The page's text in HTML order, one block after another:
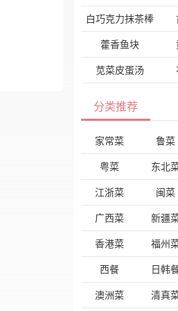
白巧克力抹茶棒
藿香鱼块
苋菜皮蛋汤
分类推荐
家常菜 鲁菜
粤菜 东北
江浙菜 闽菜
广西菜 新疆
香港菜 福州
西餐 日韩
澳洲菜 清真